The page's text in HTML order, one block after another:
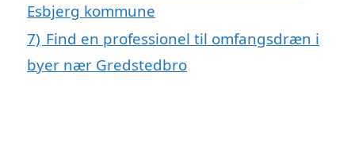
Esbjerg kommune
7) Find en professionel til omfangsdræn i
byer nær Gredstedbro